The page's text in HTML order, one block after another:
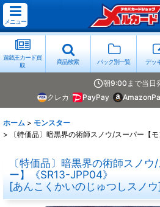
メニュー
遊戯王カード買
取
商品検索 パック別一覧 デッ
朝9:00まで当日
クレカ
PayPay
ホーム > モンスター
>
〔特価品〕暗黒界の術師スノウ/スーパー【
〔特価品〕暗黒界の術師スノ
ー】《SR13-JPP04》
[あんこくかいのじゅつしスノウ